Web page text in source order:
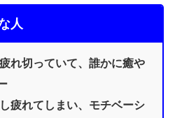
人
れ切っていて、誰かに癒や
疲れてしまい、モチベーシ